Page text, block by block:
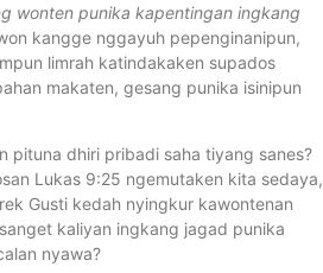
wonten punika kapentingan ingkang
kangge nggayuh pepenginanipun,
limrah katindakaken supados
makaten, gesang punika isinipun
pituna dhiri pribadi saha tiyang sanes?
Lukas 9:25 ngemutaken kita sedaya,
Gusti kedah nyingkur kawontenan
kaliyan ingkang jagad punika
nyawa?